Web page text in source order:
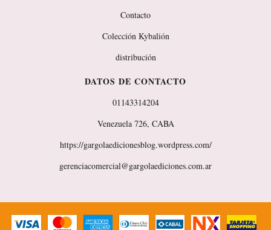
Contacto
Colección Kybalión
distribución
DATOS DE CONTACTO
01143314204
Venezuela 726, CABA
https://gargolaedicionesblog.wordpress.com/
gerenciacomercial@gargolaediciones.com.ar